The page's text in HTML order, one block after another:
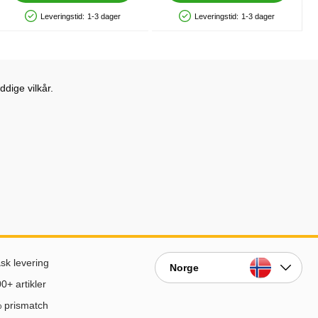
Produkttilgjengelighet: På lager
Leveringstid: 1-3 dager
Produkttilgjengelighet: På lager
Leveringstid: 1-3 dager
vilkår.
levering
artikler
prismatch
Norge